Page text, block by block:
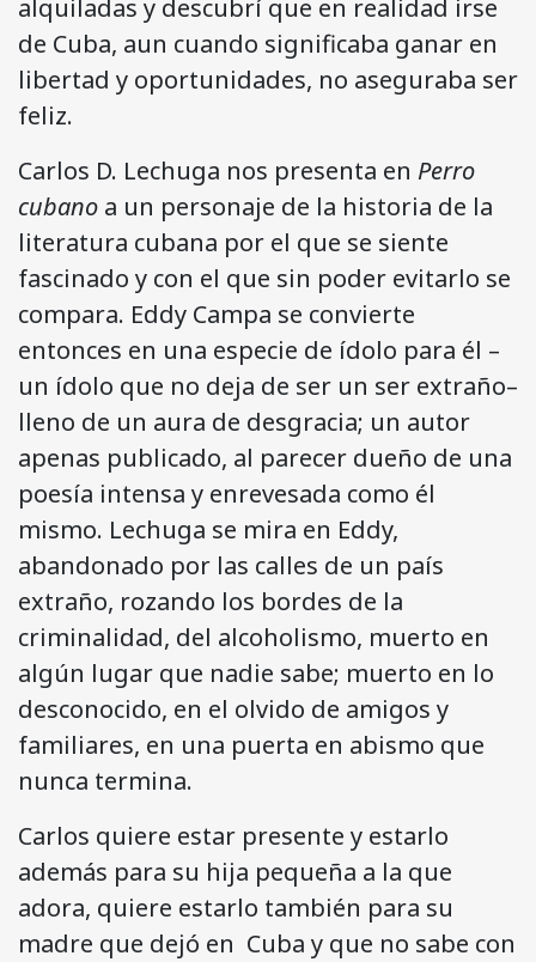
alquiladas y descubrí que en realidad irse
de Cuba, aun cuando significaba ganar en
libertad y oportunidades, no aseguraba ser
feliz.
Carlos D. Lechuga nos presenta en Perro
cubano a un personaje de la historia de la
literatura cubana por el que se siente
fascinado y con el que sin poder evitarlo se
compara. Eddy Campa se convierte
entonces en una especie de ídolo para él –
un ídolo que no deja de ser un ser extraño–
lleno de un aura de desgracia; un autor
apenas publicado, al parecer dueño de una
poesía intensa y enrevesada como él
mismo. Lechuga se mira en Eddy,
abandonado por las calles de un país
extraño, rozando los bordes de la
criminalidad, del alcoholismo, muerto en
algún lugar que nadie sabe; muerto en lo
desconocido, en el olvido de amigos y
familiares, en una puerta en abismo que
nunca termina.
Carlos quiere estar presente y estarlo
además para su hija pequeña a la que
adora, quiere estarlo también para su
madre que dejó en Cuba y que no sabe con